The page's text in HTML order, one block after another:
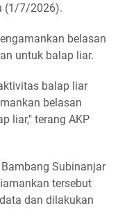
(1/7/2026).
belasan
untuk balap liar.
balap liar
belasan
liar," terang AKP
Subinanjar
tersebut
dan dilakukan